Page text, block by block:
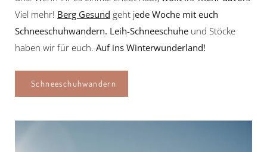
Viel mehr! Berg Gesund geht jede Woche mit euch
Schneeschuhwandern. Leih-Schneeschuhe und Stöcke
haben wir für euch. Auf ins Winterwunderland!
Schneeschuhwandern